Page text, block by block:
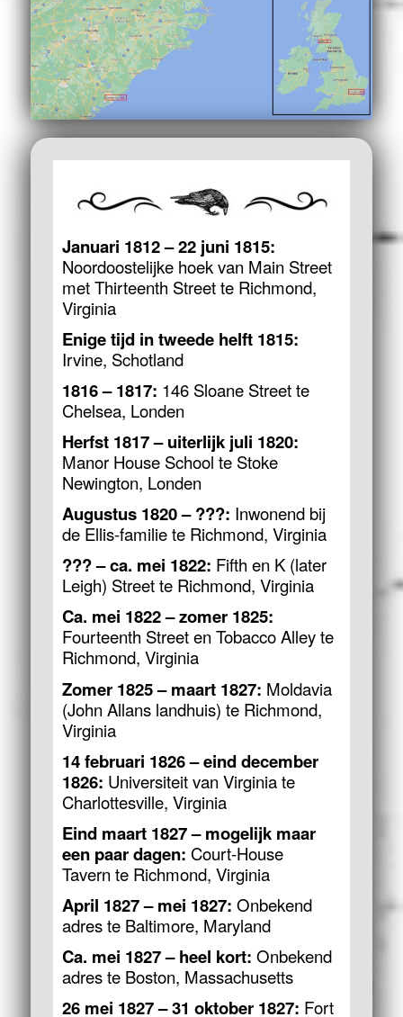
Januari 1812 – 22 juni 1815:
Noordoostelijke hoek van Main Street
met Thirteenth Street te Richmond,
Virginia
Enige tijd in tweede helft 1815:
Irvine, Schotland
1816 – 1817: 146 Sloane Street te
Chelsea, Londen
Herfst 1817 – uiterlijk juli 1820:
Manor House School te Stoke
Newington, Londen
Augustus 1820 – ???: Inwonend bij
de Ellis-familie te Richmond, Virginia
??? – ca. mei 1822: Fifth en K (later
Leigh) Street te Richmond, Virginia
Ca. mei 1822 – zomer 1825:
Fourteenth Street en Tobacco Alley te
Richmond, Virginia
Zomer 1825 – maart 1827: Moldavia
(John Allans landhuis) te Richmond,
Virginia
14 februari 1826 – eind december
1826: Universiteit van Virginia te
Charlottesville, Virginia
Eind maart 1827 – mogelijk maar
een paar dagen: Court-House
Tavern te Richmond, Virginia
April 1827 – mei 1827: Onbekend
adres te Baltimore, Maryland
Ca. mei 1827 – heel kort: Onbekend
adres te Boston, Massachusetts
26 mei 1827 – 31 oktober 1827: Fort